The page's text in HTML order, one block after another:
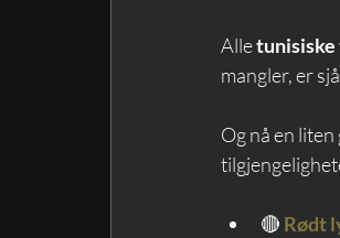
Alle
mangler, er
Og nå en
🔴 Rødt